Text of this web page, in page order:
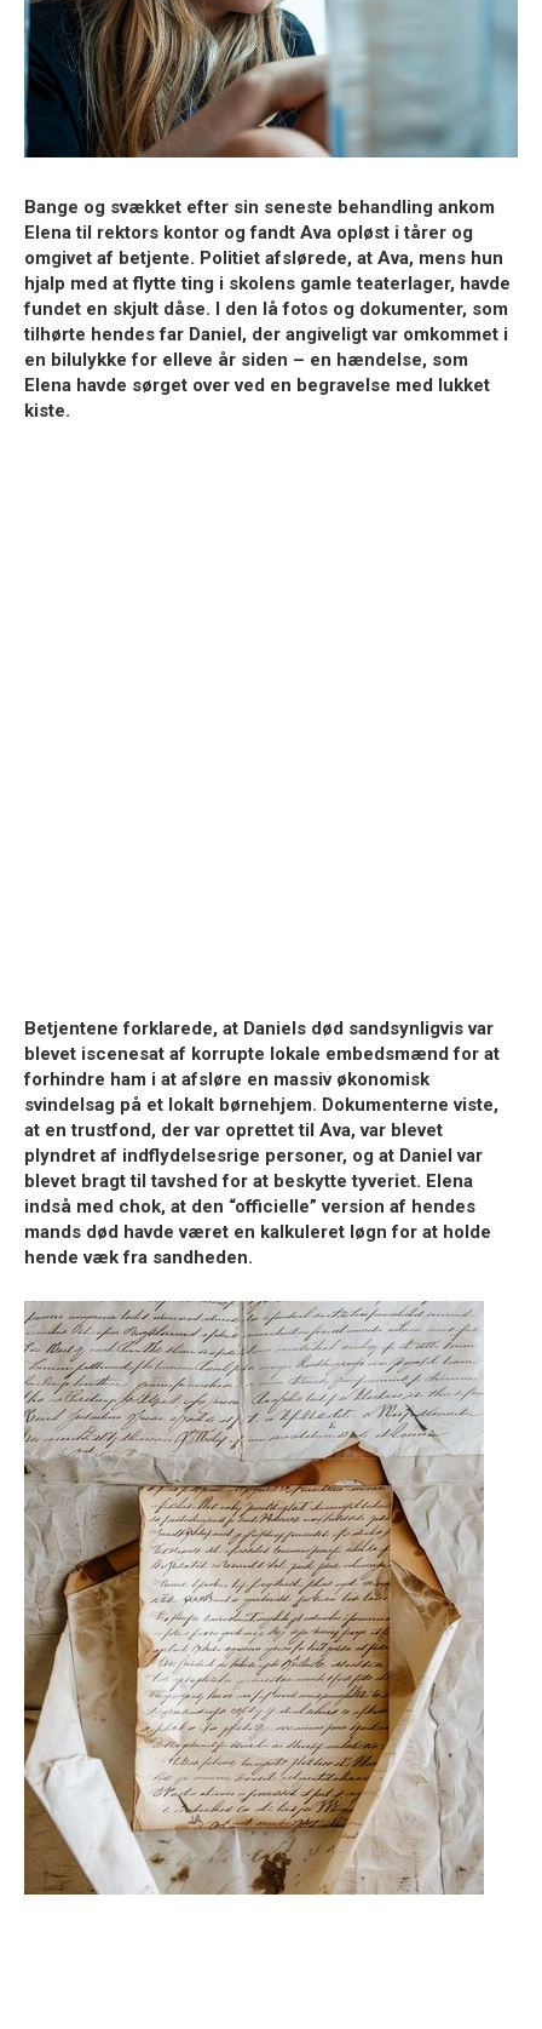
Bange og svækket efter sin seneste behandling ankom
Elena til rektors kontor og fandt Ava opløst i tårer og
omgivet af betjente. Politiet afslørede, at Ava, mens hun
hjalp med at flytte ting i skolens gamle teaterlager, havde
fundet en skjult dåse. I den lå fotos og dokumenter, som
tilhørte hendes far Daniel, der angiveligt var omkommet i
en bilulykke for elleve år siden – en hændelse, som
Elena havde sørget over ved en begravelse med lukket
kiste.
Betjentene forklarede, at Daniels død sandsynligvis var
blevet iscenesat af korrupte lokale embedsmænd for at
forhindre ham i at afsløre en massiv økonomisk
svindelsag på et lokalt børnehjem. Dokumenterne viste,
at en trustfond, der var oprettet til Ava, var blevet
plyndret af indflydelsesrige personer, og at Daniel var
blevet bragt til tavshed for at beskytte tyveriet. Elena
indså med chok, at den “officielle” version af hendes
mands død havde været en kalkuleret løgn for at holde
hende væk fra sandheden.